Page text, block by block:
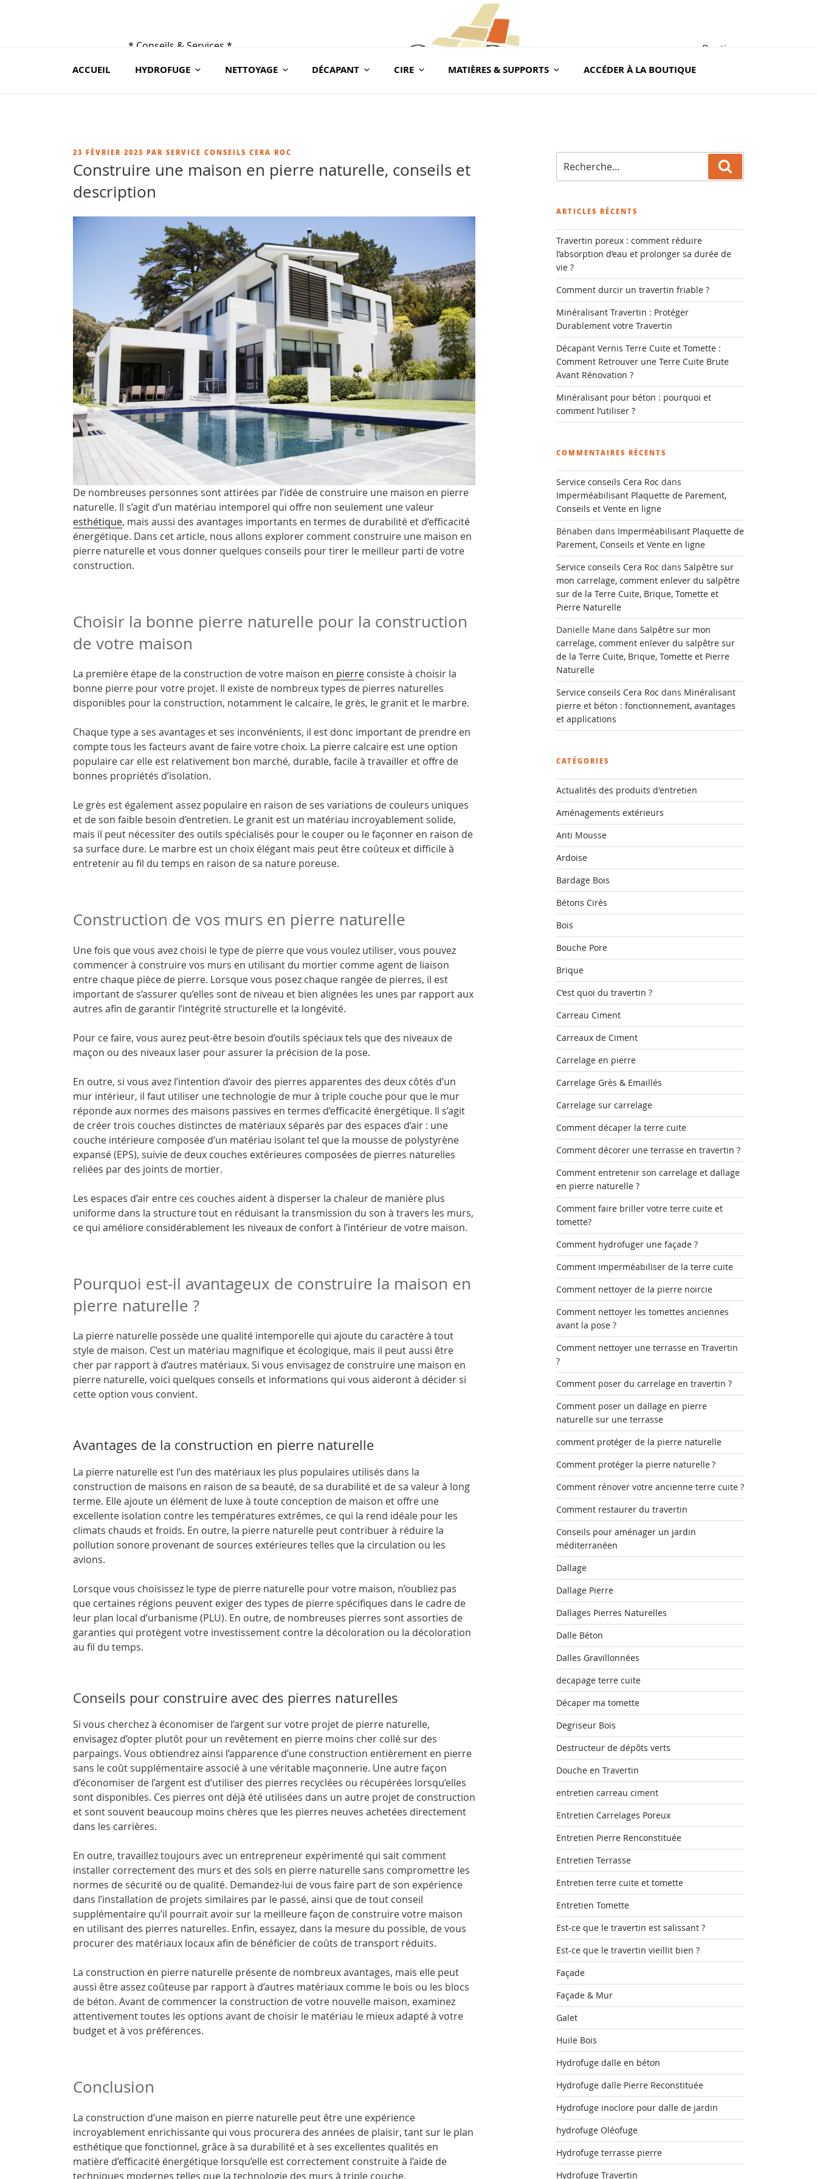
* Conseils & Services *
au 02 41 88 78 03 ou sur contact@ceraroc.com
Boutique
ACCUEIL HYDROFUGE NETTOYAGE DÉCAPANT CIRE MATIÈRES & SUPPORTS ACCÉDER À LA BOUTIQUE
PUBLIÉ
23 FÉVRIER 2023 PAR SERVICE CONSEILS CERA ROC
Construire une maison en pierre naturelle, conseils et
description
De nombreuses personnes sont attirées par l’idée de construire une maison en pierre
naturelle. Il s’agit d’un matériau intemporel qui offre non seulement une valeur
esthétique, mais aussi des avantages importants en termes de durabilité et d’efficacité
énergétique. Dans cet article, nous allons explorer comment construire une maison en
pierre naturelle et vous donner quelques conseils pour tirer le meilleur parti de votre
construction.
Choisir la bonne pierre naturelle pour la construction
de votre maison
La première étape de la construction de votre maison en pierre consiste à choisir la
bonne pierre pour votre projet. Il existe de nombreux types de pierres naturelles
disponibles pour la construction, notamment le calcaire, le grès, le granit et le marbre.
Chaque type a ses avantages et ses inconvénients, il est donc important de prendre en
compte tous les facteurs avant de faire votre choix. La pierre calcaire est une option
populaire car elle est relativement bon marché, durable, facile à travailler et offre de
bonnes propriétés d’isolation.
Le grès est également assez populaire en raison de ses variations de couleurs uniques
et de son faible besoin d’entretien. Le granit est un matériau incroyablement solide,
mais il peut nécessiter des outils spécialisés pour le couper ou le façonner en raison de
sa surface dure. Le marbre est un choix élégant mais peut être coûteux et difficile à
entretenir au fil du temps en raison de sa nature poreuse.
Construction de vos murs en pierre naturelle
Une fois que vous avez choisi le type de pierre que vous voulez utiliser, vous pouvez
commencer à construire vos murs en utilisant du mortier comme agent de liaison
entre chaque pièce de pierre. Lorsque vous posez chaque rangée de pierres, il est
important de s’assurer qu’elles sont de niveau et bien alignées les unes par rapport aux
autres afin de garantir l’intégrité structurelle et la longévité.
Pour ce faire, vous aurez peut-être besoin d’outils spéciaux tels que des niveaux de
maçon ou des niveaux laser pour assurer la précision de la pose.
En outre, si vous avez l’intention d’avoir des pierres apparentes des deux côtés d’un
mur intérieur, il faut utiliser une technologie de mur à triple couche pour que le mur
réponde aux normes des maisons passives en termes d’efficacité énergétique. Il s’agit
de créer trois couches distinctes de matériaux séparés par des espaces d’air : une
couche intérieure composée d’un matériau isolant tel que la mousse de polystyrène
expansé (EPS), suivie de deux couches extérieures composées de pierres naturelles
reliées par des joints de mortier.
Les espaces d’air entre ces couches aident à disperser la chaleur de manière plus
uniforme dans la structure tout en réduisant la transmission du son à travers les murs,
ce qui améliore considérablement les niveaux de confort à l’intérieur de votre maison.
Pourquoi est-il avantageux de construire la maison en
pierre naturelle ?
La pierre naturelle possède une qualité intemporelle qui ajoute du caractère à tout
style de maison. C’est un matériau magnifique et écologique, mais il peut aussi être
cher par rapport à d’autres matériaux. Si vous envisagez de construire une maison en
pierre naturelle, voici quelques conseils et informations qui vous aideront à décider si
cette option vous convient.
Avantages de la construction en pierre naturelle
La pierre naturelle est l’un des matériaux les plus populaires utilisés dans la
construction de maisons en raison de sa beauté, de sa durabilité et de sa valeur à long
terme. Elle ajoute un élément de luxe à toute conception de maison et offre une
excellente isolation contre les températures extrêmes, ce qui la rend idéale pour les
climats chauds et froids. En outre, la pierre naturelle peut contribuer à réduire la
pollution sonore provenant de sources extérieures telles que la circulation ou les
avions.
Lorsque vous choisissez le type de pierre naturelle pour votre maison, n’oubliez pas
que certaines régions peuvent exiger des types de pierre spécifiques dans le cadre de
leur plan local d’urbanisme (PLU). En outre, de nombreuses pierres sont assorties de
garanties qui protègent votre investissement contre la décoloration ou la décoloration
au fil du temps.
Conseils pour construire avec des pierres naturelles
Si vous cherchez à économiser de l’argent sur votre projet de pierre naturelle,
envisagez d’opter plutôt pour un revêtement en pierre moins cher collé sur des
parpaings. Vous obtiendrez ainsi l’apparence d’une construction entièrement en pierre
sans le coût supplémentaire associé à une véritable maçonnerie. Une autre façon
d’économiser de l’argent est d’utiliser des pierres recyclées ou récupérées lorsqu’elles
sont disponibles. Ces pierres ont déjà été utilisées dans un autre projet de construction
et sont souvent beaucoup moins chères que les pierres neuves achetées directement
dans les carrières.
En outre, travaillez toujours avec un entrepreneur expérimenté qui sait comment
installer correctement des murs et des sols en pierre naturelle sans compromettre les
normes de sécurité ou de qualité. Demandez-lui de vous faire part de son expérience
dans l’installation de projets similaires par le passé, ainsi que de tout conseil
supplémentaire qu’il pourrait avoir sur la meilleure façon de construire votre maison
en utilisant des pierres naturelles. Enfin, essayez, dans la mesure du possible, de vous
procurer des matériaux locaux afin de bénéficier de coûts de transport réduits.
La construction en pierre naturelle présente de nombreux avantages, mais elle peut
aussi être assez coûteuse par rapport à d’autres matériaux comme le bois ou les blocs
de béton. Avant de commencer la construction de votre nouvelle maison, examinez
attentivement toutes les options avant de choisir le matériau le mieux adapté à votre
budget et à vos préférences.
Conclusion
La construction d’une maison en pierre naturelle peut être une expérience
incroyablement enrichissante qui vous procurera des années de plaisir, tant sur le plan
esthétique que fonctionnel, grâce à sa durabilité et à ses excellentes qualités en
matière d’efficacité énergétique lorsqu’elle est correctement construite à l’aide de
techniques modernes telles que la technologie des murs à triple couche.
pour
:
ARTICLES RÉCENTS
Travertin poreux : comment réduire
l’absorption d’eau et prolonger sa durée de
vie ?
Comment durcir un travertin friable ?
Minéralisant Travertin : Protéger
Durablement votre Travertin
Décapant Vernis Terre Cuite et Tomette :
Comment Retrouver une Terre Cuite Brute
Avant Rénovation ?
Minéralisant pour béton : pourquoi et
comment l’utiliser ?
COMMENTAIRES RÉCENTS
Service conseils Cera Roc dans
Imperméabilisant Plaquette de Parement,
Conseils et Vente en ligne
Bénaben dans Imperméabilisant Plaquette de
Parement, Conseils et Vente en ligne
Service conseils Cera Roc dans Salpêtre sur
mon carrelage, comment enlever du salpêtre
sur de la Terre Cuite, Brique, Tomette et
Pierre Naturelle
Danielle Manedans Salpêtre sur mon
carrelage, comment enlever du salpêtre sur
de la Terre Cuite, Brique, Tomette et Pierre
Naturelle
Service conseils Cera Roc dans Minéralisant
pierre et béton : fonctionnement, avantages
et applications
CATÉGORIES
Actualités des produits d'entretien
Aménagements extérieurs
Anti Mousse
Ardoise
Bardage Bois
Bétons Cirés
Bois
Bouche Pore
Brique
C’est quoi du travertin ?
Carreau Ciment
Carreaux de Ciment
Carrelage en pierre
Carrelage Grès & Emaillés
Carrelage sur carrelage
Comment décaper la terre cuite
Comment décorer une terrasse en travertin ?
Comment entretenir son carrelage et dallage
en pierre naturelle ?
Comment faire briller votre terre cuite et
tomette?
Comment hydrofuger une façade ?
Comment imperméabiliser de la terre cuite
Comment nettoyer de la pierre noircie
Comment nettoyer les tomettes anciennes
avant la pose ?
Comment nettoyer une terrasse en Travertin
?
Comment poser du carrelage en travertin ?
Comment poser un dallage en pierre
naturelle sur une terrasse
comment protéger de la pierre naturelle
Comment protéger la pierre naturelle ?
Comment rénover votre ancienne terre cuite ?
Comment restaurer du travertin
Conseils pour aménager un jardin
méditerranéen
Dallage
Dallage Pierre
Dallages Pierres Naturelles
Dalle Béton
Dalles Gravillonnées
decapage terre cuite
Décaper ma tomette
Degriseur Bois
Destructeur de dépôts verts
Douche en Travertin
entretien carreau ciment
Entretien Carrelages Poreux
Entretien Pierre Renconstituée
Entretien Terrasse
Entretien terre cuite et tomette
Entretien Tomette
Est-ce que le travertin est salissant ?
Est-ce que le travertin vieillit bien ?
Façade
Façade & Mur
Galet
Huile Bois
Hydrofuge dalle en béton
Hydrofuge dalle Pierre Reconstituée
Hydrofuge inoclore pour dalle de jardin
hydrofuge Oléofuge
Hydrofuge terrasse pierre
Hydrofuge Travertin